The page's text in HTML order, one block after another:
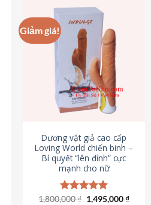
Giảm giá!
Dương vật giả cao cấp
Loving World chiến binh –
Bí quyết “lên đỉnh” cực
mạnh cho nữ
Được xếp
1,800,000₫ Giá
1,495,000₫Giá